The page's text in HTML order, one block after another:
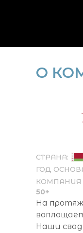
На
Наши
О
ГОД
КОМПАНИЯ
50+
СТРАНА: